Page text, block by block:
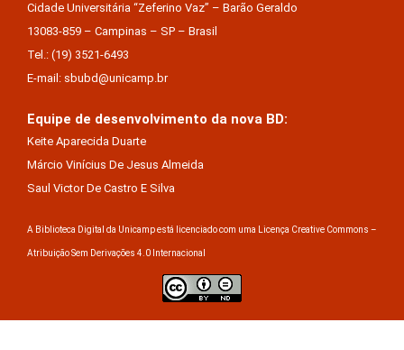
Cidade Universitária “Zeferino Vaz” – Barão Geraldo
13083-859 – Campinas – SP – Brasil
Tel.: (19) 3521-6493
E-mail: sbubd@unicamp.br
Equipe de desenvolvimento da nova BD:
Keite Aparecida Duarte
Márcio Vinícius De Jesus Almeida
Saul Victor De Castro E Silva
A Biblioteca Digital da Unicamp está licenciado com uma Licença Creative Commons –
Atribuição Sem Derivações 4.0 Internacional